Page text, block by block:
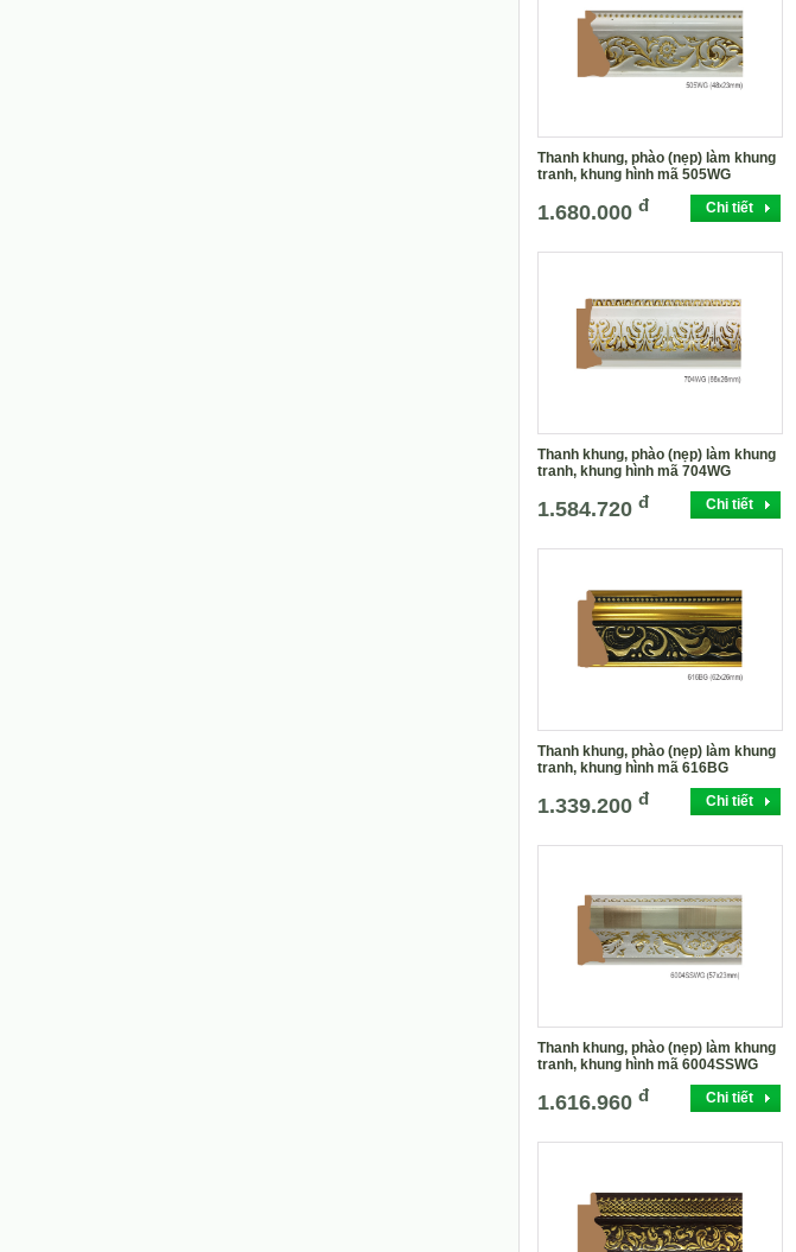
Thanh khung, phào (nẹp) làm khung
tranh, khung hình mã 505WG
Chi tiết
1.680.000 đ
Thanh khung, phào (nẹp) làm khung
tranh, khung hình mã 704WG
Chi tiết
1.584.720 đ
Thanh khung, phào (nẹp) làm khung
tranh, khung hình mã 616BG
Chi tiết
1.339.200 đ
Thanh khung, phào (nẹp) làm khung
tranh, khung hình mã 6004SSWG
Chi tiết
1.616.960 đ